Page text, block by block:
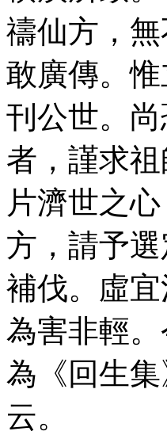
禱仙方，
敢廣傳。
刊公世。
者，謹求
片濟世之
方，請予
補伐。虛
為害非輕
為《回生
云。